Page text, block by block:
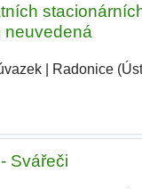
neuvedená
| Radonice
Svářeči